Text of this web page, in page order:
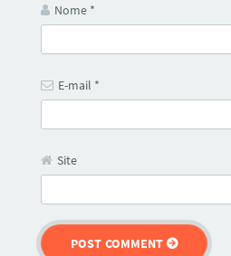
Nome *
E-mail *
Site